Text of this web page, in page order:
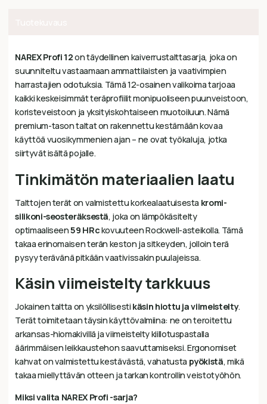
NAREX Profi 12on täydellinen kaiverrustalttasarja, joka on
suunniteltu vastaamaan ammattilaisten ja vaativimpien
harrastajien odotuksia. Tämä 12-osainen valikoima tarjoaa
kaikki keskeisimmät teräprofiilit monipuoliseen puunveistoon,
koristeveistoon ja yksityiskohtaiseen muotoiluun. Nämä
premium-tason taltat on rakennettu kestämään kovaa
käyttöä vuosikymmenien ajan – ne ovat työkaluja, jotka
siirtyvät isältä pojalle.
Tinkimätön materiaalien laatu
Talttojen terät on valmistettu korkealaatuisesta kromi-
silikoni-seosteräksestä, joka on lämpökäsitelty
optimaaliseen59 HRckovuuteen Rockwell-asteikolla. Tämä
takaa erinomaisen terän keston ja sitkeyden, jolloin terä
pysyy terävänä pitkään vaativissakin puulajeissa.
Käsin viimeistelty tarkkuus
Jokainen taltta on yksilöllisesti käsin hiottu ja viimeistelty.
Terät toimitetaan täysin käyttövalmiina: ne on teroitettu
arkansas-hiomakivillä ja viimeistelty kiillotuspastalla
äärimmäisen leikkaustehon saavuttamiseksi. Ergonomiset
kahvat on valmistettu kestävästä, vahatusta pyökistä, mikä
takaa miellyttävän otteen ja tarkan kontrollin veistotyöhön.
Miksi valita NAREX Profi -sarja?